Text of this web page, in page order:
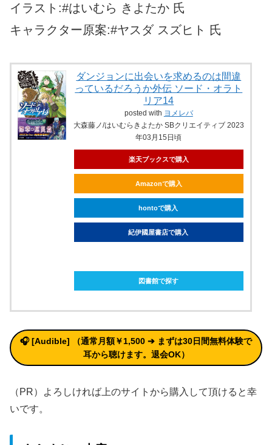
イラスト:#はいむら きよたか 氏
キャラクター原案:#ヤスダ スズヒト 氏
ダンジョンに出会いを求めるのは間違
っているだろうか外伝 ソード・オラト
リア14
posted with ヨメレバ
大森藤ノ/はいむらきよたか SBクリエイティブ 2023
年03月15日頃
楽天ブックスで購入
Amazonで購入
hontoで購入
紀伊國屋書店で購入
図書館で探す
🎧 [Audible] （通常月額￥1,500 ➔ まずは30日間無料体験で
耳から聴けます。退会OK）
（PR）よろしければ上のサイトから購入して頂けると幸
いです。